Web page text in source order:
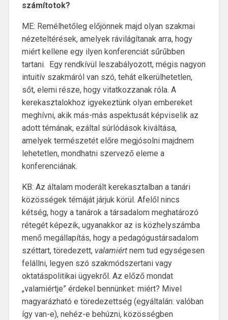
számítotok?
ME: Remélhetőleg előjönnek majd olyan szakmai
nézeteltérések, amelyek rávilágítanak arra, hogy
miért kellene egy ilyen konferenciát sűrűbben
tartani. Egy rendkívül leszabályozott, mégis nagyon
intuitív szakmáról van szó, tehát elkerülhetetlen,
sőt, elemi része, hogy vitatkozzanak róla. A
kerekasztalokhoz igyekeztünk olyan embereket
meghívni, akik más-más aspektusát képviselik az
adott témának, ezáltal súrlódások kiváltása,
amelyek természetét előre megjósolni majdnem
lehetetlen, mondhatni szervező eleme a
konferenciának.
KB: Az általam moderált kerekasztalban a tanári
közösségek témáját járjuk körül. Afelől nincs
kétség, hogy a tanárok a társadalom meghatározó
rétegét képezik, ugyanakkor az is közhelyszámba
menő megállapítás, hogy a pedagógustársadalom
széttart, töredezett, valamiértnem tud egységesen
felállni, legyen szó szakmódszertani vagy
oktatáspolitikai ügyekről. Az előző mondat
„valamiértje” érdekel bennünket: miért? Mivel
magyarázható e töredezettség (egyáltalán: valóban
így van-e), nehéz-e behúzni, közösségben